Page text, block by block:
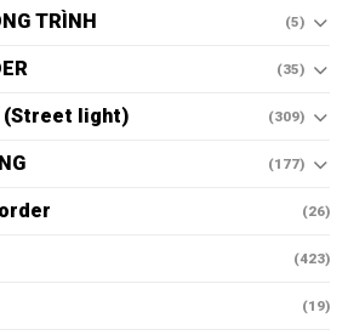
TRÌNH (5)
(35)
(Street light) (309)
(177)
(26)
(423)
(19)